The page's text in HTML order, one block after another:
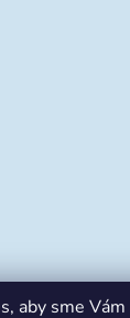
aby sme